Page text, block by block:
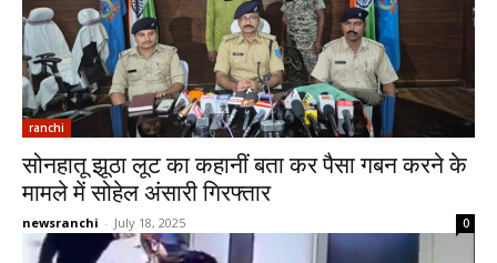
ranchi
सोनहातू झूठा लूट का कहानीं बता कर पैसा गबन करने के
मामले में सोहेल अंसारी गिरफ्तार
newsranchi - July 18, 2025 0